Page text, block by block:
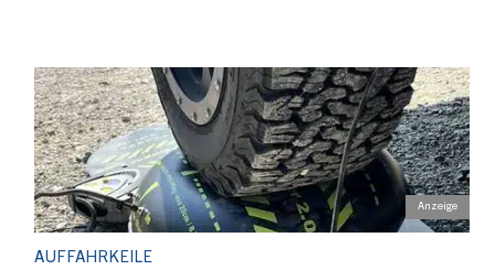
AUFFAHRKEILE